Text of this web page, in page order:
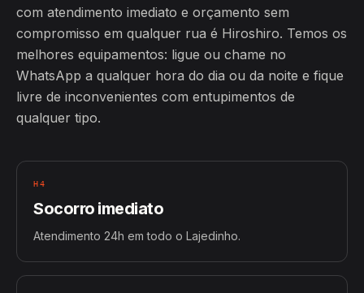
com atendimento imediato e orçamento sem
compromisso em qualquer rua é Hiroshiro. Temos os
melhores equipamentos: ligue ou chame no
WhatsApp a qualquer hora do dia ou da noite e fique
livre de inconvenientes com entupimentos de
qualquer tipo.
H4
Socorro imediato
Atendimento 24h em todo o Lajedinho.